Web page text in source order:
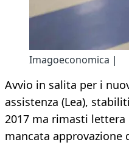
Imagoeconomica |
Avvio in salita per i
assistenza (Lea),
2017 ma rimasti
mancata